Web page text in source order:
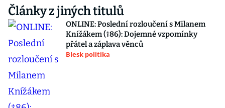
Články z jiných titulů
ONLINE: Poslední rozloučení s Milanem
Knížákem (†86): Dojemné vzpomínky
přátel a záplava věnců
Blesk politika